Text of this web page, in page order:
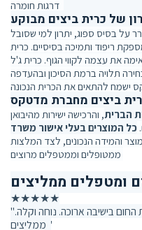
על בסיס ספוג, יתרון למי שסובל
ריפוד ותמיכה בסיסיים. כרית
את עצמה לקווי הגוף. כרית ג'ל
תלויה ברמת הסיכון ובהעדפה
הברית, והרכישה ישירות מהיבואן
כל המוצרים בעלי אישור משרד
והמידה הנכונים, לצד המלצות
ומטפלים ממליצים
★★★★★
"הכרית המאווררת עזרה מאוד עם תחושת החום בישיבה ארוכה. נוחה וקלה.